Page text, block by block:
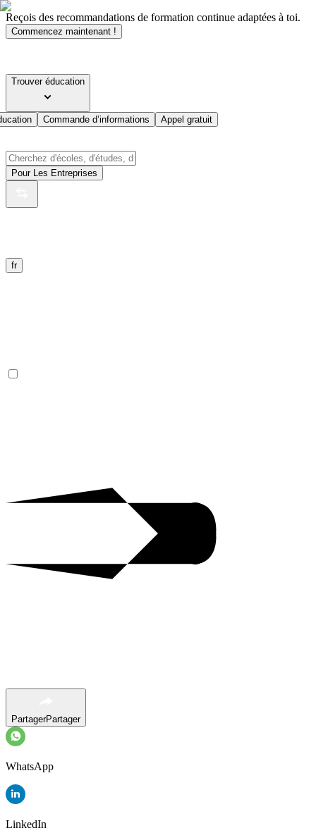
Reçois des recommandations de formation continue adaptées à toi.
Commencez maintenant !
Trouver éducation
Commande d’informations Appel gratuit
Pour Les Entreprises
fr
PartagerPartager
WhatsApp
LinkedIn